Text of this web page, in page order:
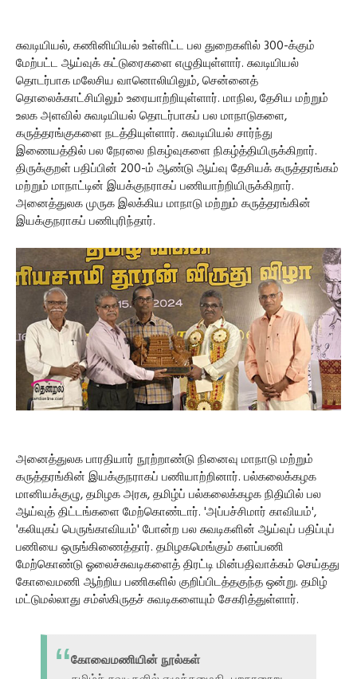
சுவடியியல், கணினியியல் உள்ளிட்ட பல துறைகளில் 300-க்கும்
மேற்பட்ட ஆய்வுக் கட்டுரைகளை எழுதியுள்ளார். சுவடியியல்
தொடர்பாக மலேசிய வானொலியிலும், சென்னைத்
தொலைக்காட்சியிலும் உரையாற்றியுள்ளார். மாநில, தேசிய மற்றும்
உலக அளவில் சுவடியியல் தொடர்பாகப் பல மாநாடுகளை,
கருத்தரங்குகளை நடத்தியுள்ளார். சுவடியியல் சார்ந்து
இணையத்தில் பல நேரலை நிகழ்வுகளை நிகழ்த்தியிருக்கிறார்.
திருக்குறள் பதிப்பின் 200-ம் ஆண்டு ஆய்வு தேசியக் கருத்தரங்கம்
மற்றும் மாநாட்டின் இயக்குநராகப் பணியாற்றியிருக்கிறார்.
அனைத்துலக முருக இலக்கிய மாநாடு மற்றும் கருத்தரங்கின்
இயக்குநராகப் பணிபுரிந்தார்.
அனைத்துலக பாரதியார் நூற்றாண்டு நினைவு மாநாடு மற்றும்
கருத்தரங்கின் இயக்குநராகப் பணியாற்றினார். பல்கலைக்கழக
மானியக்குழு, தமிழக அரசு, தமிழ்ப் பல்கலைக்கழக நிதியில் பல
ஆய்வுத் திட்டங்களை மேற்கொண்டார். 'அப்பச்சிமார் காவியம்',
'கலியுகப் பெருங்காவியம்' போன்ற பல சுவடிகளின் ஆய்வுப் பதிப்புப்
பணியை ஒருங்கிணைத்தார். தமிழகமெங்கும் களப்பணி
மேற்கொண்டு ஓலைச்சுவடிகளைத் திரட்டி மின்பதிவாக்கம் செய்தது
கோவைமணி ஆற்றிய பணிகளில் குறிப்பிடத்தகுந்த ஒன்று. தமிழ்
மட்டுமல்லாது சம்ஸ்கிருதச் சுவடிகளையும் சேகரித்துள்ளார்.
கோவைமணியின் நூல்கள்